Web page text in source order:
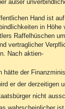
außer
Hand ist
in
Raffelhüschen
vertraglicher
Nach aktien-
hätte der
er der derzeitigen
nicht